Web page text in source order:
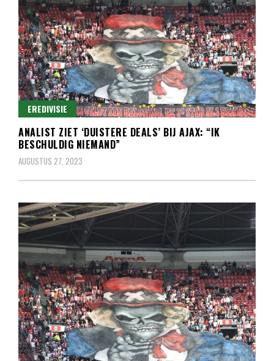
EREDIVISIE
ANALIST ZIET ‘DUISTERE DEALS’ BIJ AJAX: “IK
BESCHULDIG NIEMAND”
AUGUSTUS 27, 2023